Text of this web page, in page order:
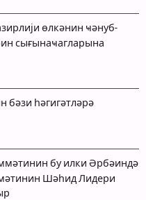
өлкәнин ҹәнуб-
сығынаҹагларына
бәзи һәгигәтләрә
бу илки Әрбәиндә
Шәһид Лидери